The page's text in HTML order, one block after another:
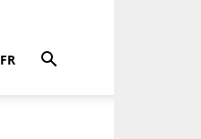
FR